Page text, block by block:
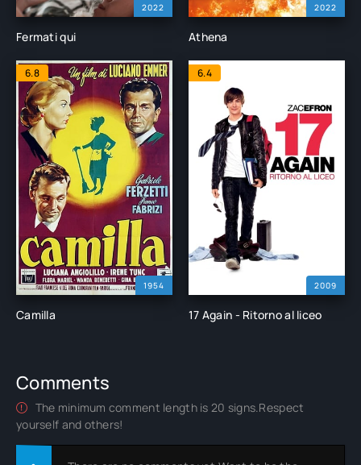
2022
Fermati qui
2022
Athena
1954
6.8
Camilla
2009
6.4
17 Again - Ritorno al liceo
Comments
The minimum comment length is 20 signs.Respect
yourself and others!